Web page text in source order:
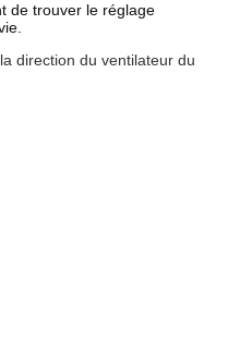
de trouver le réglage
direction du ventilateur du